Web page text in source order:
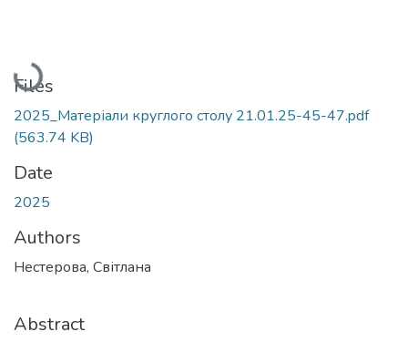
Loading...
Files
2025_Матеріали круглого столу 21.01.25-45-47.pdf
(563.74 KB)
Date
2025
Authors
Нестерова, Світлана
Abstract